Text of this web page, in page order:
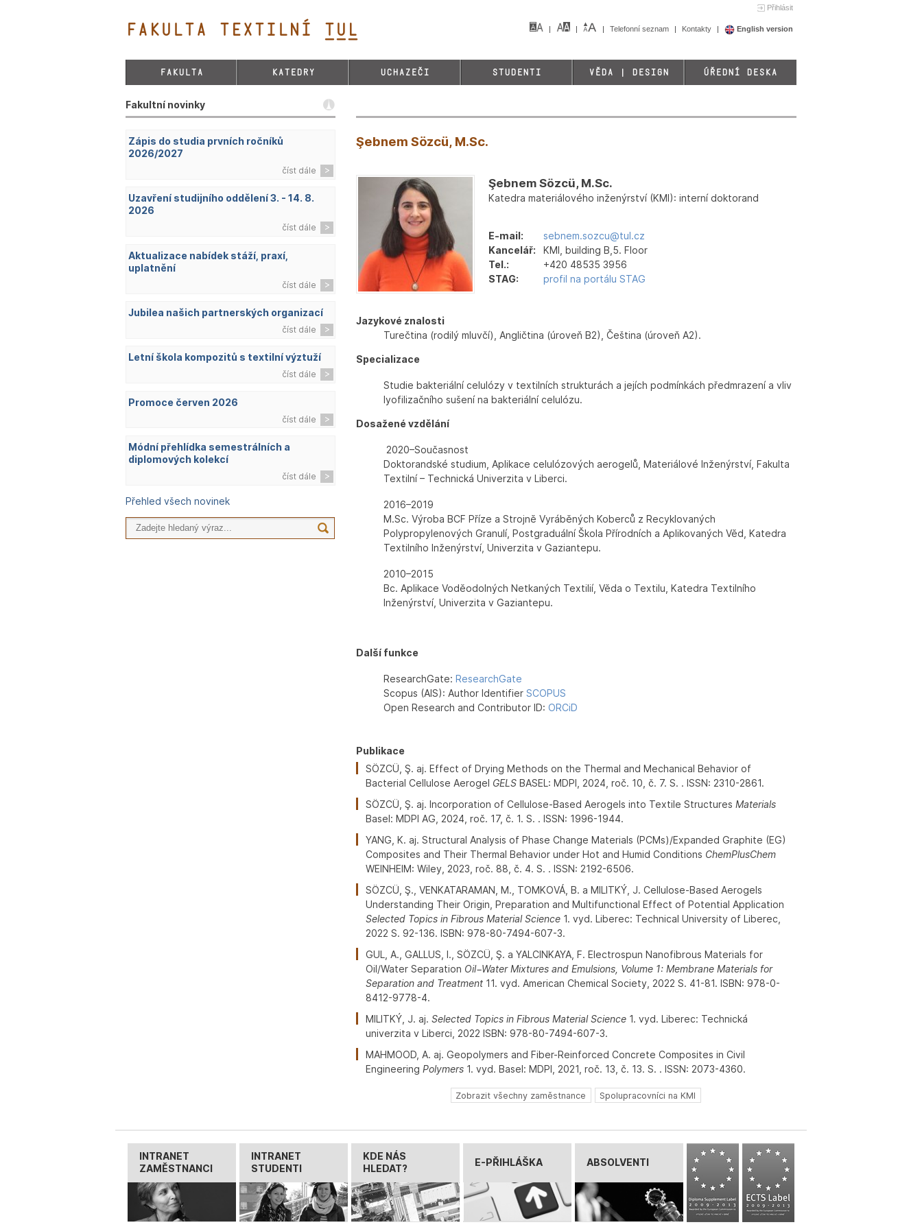
Přihlásit
FAKULTA TEXTILNÍ TUL& Telefonní seznam Kontakty English version
FAKULTA KATEDRY UCHAZEČI STUDENTI VĚDA | DESIGN ÚŘEDNÍ DESKA
Fakultní novinky
Zápis do studia prvních ročníků
2026/2027
číst dále
Uzavření studijního oddělení 3. - 14. 8.
2026
číst dále
Aktualizace nabídek stáží, praxí,
uplatnění
číst dále
Jubilea našich partnerských organizací
číst dále
Letní škola kompozitů s textilní výztuží
číst dále
Promoce červen 2026
číst dále
Módní přehlídka semestrálních a
diplomových kolekcí
číst dále
Přehled všech novinek
Şebnem Sözcü, M.Sc.
Şebnem Sözcü, M.Sc.
Katedra materiálového inženýrství (KMI): interní doktorand
E-mail:
sebnem.sozcu@tul.cz
Kancelář:
KMI, building B,5. Floor
Tel.:
+420 48535 3956
STAG:
profil na portálu STAG
Jazykové znalosti
Turečtina (rodilý mluvčí), Angličtina (úroveň B2), Čeština (úroveň A2).
Specializace
Studie bakteriální celulózy v textilních strukturách a jejích podmínkách předmrazení a vliv
lyofilizačního sušení na bakteriální celulózu.
Dosažené vzdělání
2020–Současnost
Doktorandské studium, Aplikace celulózových aerogelů, Materiálové Inženýrství, Fakulta
Textilní – Technická Univerzita v Liberci.
2016–2019
M.Sc. Výroba BCF Příze a Strojně Vyráběných Koberců z Recyklovaných
Polypropylenových Granulí, Postgraduální Škola Přírodních a Aplikovaných Věd, Katedra
Textilního Inženýrství, Univerzita v Gaziantepu.
2010–2015
Bc. Aplikace Voděodolných Netkaných Textilií, Věda o Textilu, Katedra Textilního
Inženýrství, Univerzita v Gaziantepu.
Další funkce
ResearchGate: ResearchGate
Scopus (AIS): Author Identifier SCOPUS
Open Research and Contributor ID: ORCiD
Publikace
SÖZCÜ, Ş. aj. Effect of Drying Methods on the Thermal and Mechanical Behavior of
Bacterial Cellulose Aerogel GELS BASEL: MDPI, 2024, roč. 10, č. 7. S. . ISSN: 2310-2861.
SÖZCÜ, Ş. aj. Incorporation of Cellulose-Based Aerogels into Textile Structures Materials
Basel: MDPI AG, 2024, roč. 17, č. 1. S. . ISSN: 1996-1944.
YANG, K. aj. Structural Analysis of Phase Change Materials (PCMs)/Expanded Graphite (EG)
Composites and Their Thermal Behavior under Hot and Humid Conditions ChemPlusChem
WEINHEIM: Wiley, 2023, roč. 88, č. 4. S. . ISSN: 2192-6506.
SÖZCÜ, Ş., VENKATARAMAN, M., TOMKOVÁ, B. a MILITKÝ, J. Cellulose-Based Aerogels
Understanding Their Origin, Preparation and Multifunctional Effect of Potential Application
Selected Topics in Fibrous Material Science 1. vyd. Liberec: Technical University of Liberec,
2022 S. 92-136. ISBN: 978-80-7494-607-3.
GUL, A., GALLUS, I., SÖZCÜ, Ş. a YALCINKAYA, F. Electrospun Nanofibrous Materials for
Oil/Water Separation Oil−Water Mixtures and Emulsions, Volume 1: Membrane Materials for
Separation and Treatment 11. vyd. American Chemical Society, 2022 S. 41-81. ISBN: 978-0-
8412-9778-4.
MILITKÝ, J. aj. Selected Topics in Fibrous Material Science 1. vyd. Liberec: Technická
univerzita v Liberci, 2022 ISBN: 978-80-7494-607-3.
MAHMOOD, A. aj. Geopolymers and Fiber-Reinforced Concrete Composites in Civil
Engineering Polymers 1. vyd. Basel: MDPI, 2021, roč. 13, č. 13. S. . ISSN: 2073-4360.
Zobrazit všechny zaměstnance Spolupracovníci na KMI
INTRANET
ZAMĚSTNANCI
INTRANET
STUDENTI
KDE NÁS
HLEDAT?
E-PŘIHLÁŠKA ABSOLVENTI